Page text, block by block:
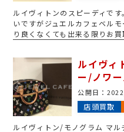
ルイヴィトンのスピーディで
いですがジュエルカフェベル
り良くなくても出来る限りお買
ルイヴィ
ー/ノワ
公開日：
店頭買取
ルイヴィトン/モノグラム マ